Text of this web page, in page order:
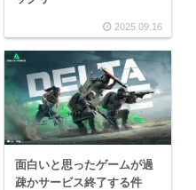
2025.09.16
面白いと思ったゲームが過
疎かサービス終了する件